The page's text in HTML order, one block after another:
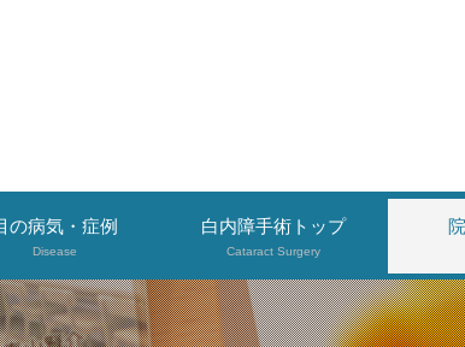
の病気・症例
Disease
白内障手術トップ
Cataract Surgery